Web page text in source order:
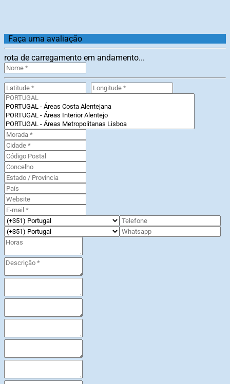
Faça uma avaliação
rota de carregamento em andamento...